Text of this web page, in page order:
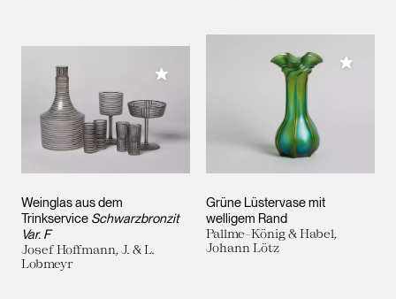
Weinglas aus dem
Trinkservice Schwarzbronzit
Var. F
Josef Hoffmann, J. & L.
Lobmeyr
Meiner Sammlung hinzufügen
Grüne Lüstervase mit
welligem Rand
Pallme-König & Habel,
Johann Lötz
Meiner